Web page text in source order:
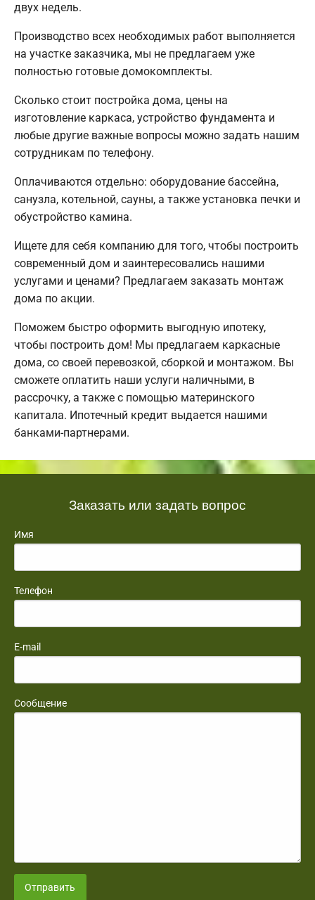
двух недель.
Производство всех необходимых работ выполняется
на участке заказчика, мы не предлагаем уже
полностью готовые домокомплекты.
Сколько стоит постройка дома, цены на
изготовление каркаса, устройство фундамента и
любые другие важные вопросы можно задать нашим
сотрудникам по телефону.
Оплачиваются отдельно: оборудование бассейна,
санузла, котельной, сауны, а также установка печки и
обустройство камина.
Ищете для себя компанию для того, чтобы построить
современный дом и заинтересовались нашими
услугами и ценами? Предлагаем заказать монтаж
дома по акции.
Поможем быстро оформить выгодную ипотеку,
чтобы построить дом! Мы предлагаем каркасные
дома, со своей перевозкой, сборкой и монтажом. Вы
сможете оплатить наши услуги наличными, в
рассрочку, а также с помощью материнского
капитала. Ипотечный кредит выдается нашими
банками-партнерами.
Заказать или задать вопрос
Имя
Телефон
E-mail
Сообщение
Отправить